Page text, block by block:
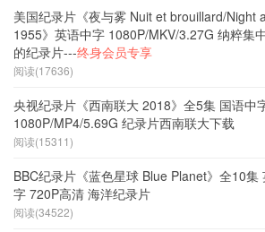
美国纪录片《夜与雾 Nuit et brouillard/Night
1955》英语中字 1080P/MKV/3.27G 纳粹集
的纪录片---终身会员专享
阅读(17636)
央视纪录片《西南联大 2018》全5集 国语中
1080P/MP4/5.69G 纪录片西南联大下载
阅读(15311)
BBC纪录片《蓝色星球 Blue Planet》全10集
字 720P高清 海洋纪录片
阅读(34522)